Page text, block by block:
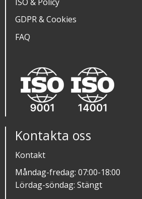
GDPR & Cookies
FAQ
Kontakta oss
Kontakt
Måndag-fredag: 07:00-18:00
Lördag-söndag: Stängt